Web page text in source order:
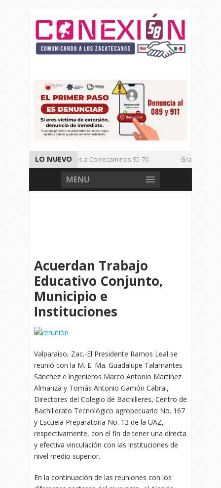
LO NUEVO
Vencen los Mineros a Correcaminos 95-76
Gran Festival
Inicia TSJEZ Sesiones Ordinarias
Inicia SICT Construcción
MENU
Acuerdan Trabajo
Educativo Conjunto,
Municipio e
Instituciones
Valparaíso, Zac.-El Presidente Ramos Leal se
reunió con la M. E. Ma. Guadalupe Talamantes
Sánchez e ingenieros Marco Antonio Martínez
Almanza y Tomás Antonio Gamón Cabral,
Directores del Colegio de Bachilleres, Centro de
Bachillerato Tecnológico agropecuario No. 167
y Escuela Preparatoria No. 13 de la UAZ,
respectivamente, con el fin de tener una directa
y efectiva vinculación con las instituciones de
nivel medio superior.
En la continuación de las reuniones con los